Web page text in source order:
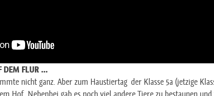
DEM FLUR …
nicht ganz. Aber zum Haustiertag der Klasse 5a (jetzige